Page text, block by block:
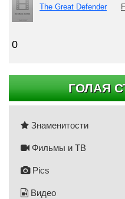
The Great Defender
0
ГОЛАЯ
Знаменитости
Фильмы и ТВ
Pics
Видео